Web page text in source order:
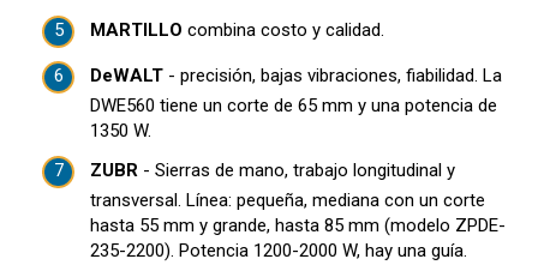
MARTILLO combina costo y calidad.
DeWALT - precisión, bajas vibraciones, fiabilidad. La
DWE560 tiene un corte de 65 mm y una potencia de
1350 W.
ZUBR - Sierras de mano, trabajo longitudinal y
transversal. Línea: pequeña, mediana con un corte
hasta 55 mm y grande, hasta 85 mm (modelo ZPDE-
235-2200). Potencia 1200-2000 W, hay una guía.